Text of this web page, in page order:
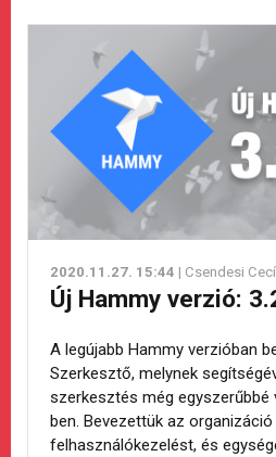
2020.11.27. 15:44 | Csendesi
Új Hammy verzió:
A legújabb Hammy verzióban
Szerkesztő, melynek
szerkesztés még egyszerűbbé
ben. Bevezettük az organizáció
felhasználókezelést, és